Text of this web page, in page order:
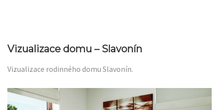
Vizualizace domu – Slavonín
Vizualizace rodinného domu Slavonín.